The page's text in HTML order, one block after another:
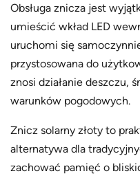
Obsługa znicza jest
umieścić wkład LED
uruchomi się
przystosowana do
znosi działanie deszczu,
warunków pogodowych.
Znicz solarny złoty to
alternatywa dla
zachować pamięć o